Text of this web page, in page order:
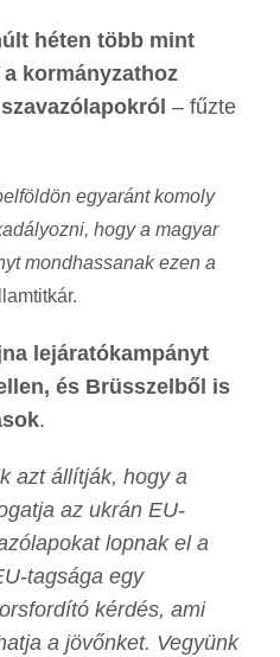
héten több mint
kormányzathoz
– fűzte
egyaránt komoly
hogy a magyar
mondhassanak ezen a
lejáratókampányt
és Brüsszelből is
.
azt állítják, hogy a
az ukrán EU-
lopnak el a
tagsága egy
kérdés, ami
a jövőnket. Vegyünk